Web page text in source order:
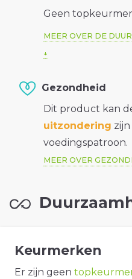
Geen
MEER OVER DE
Gezondheid
Dit product kan
uitzondering
voedingspatroon.
MEER OVER
Keurmerken
Er zijn geen